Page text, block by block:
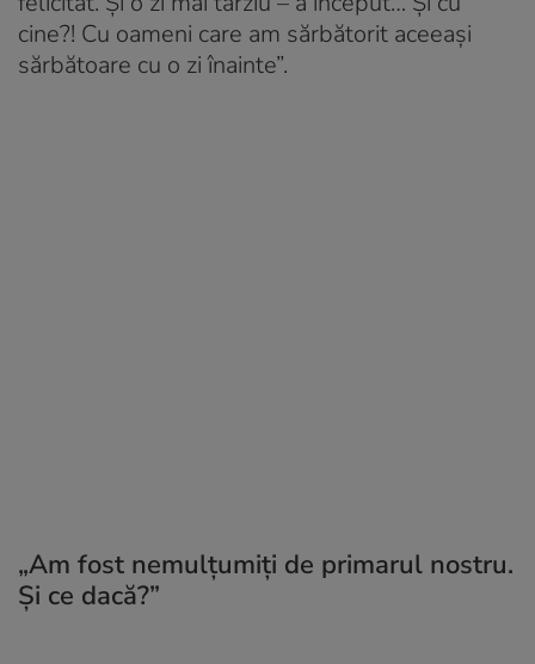
cine?! Cu oameni care am sărbătorit aceeași
sărbătoare cu o zi înainte”.
„Am fost nemulțumiți de primarul nostru.
Şi ce dacă?”